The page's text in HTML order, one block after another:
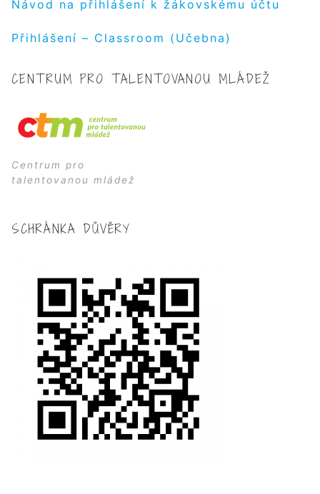
Návod na přihlášení k žákovskému účtu
Přihlášení – Classroom (Učebna)
CENTRUM PRO TALENTOVANOU MLÁDEŽ
Centrum pro
talentovanou mládež
SCHRÁNKA DŮVĚRY